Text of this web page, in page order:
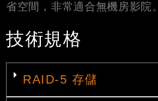
省空間，非常適合無機房影院。
技術規格
RAID-5 存儲